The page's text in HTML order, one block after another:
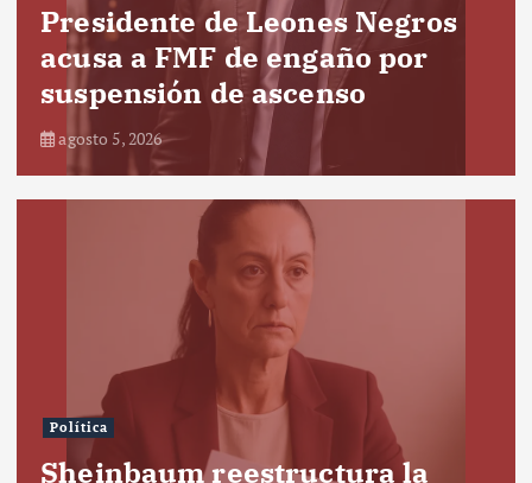
Presidente de Leones Negros
acusa a FMF de engaño por
suspensión de ascenso
agosto 5, 2026
Política
Sheinbaum reestructura la